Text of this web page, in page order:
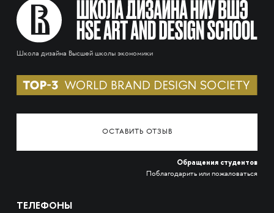
Школа дизайна Высшей школы экономики
ОСТАВИТЬ ОТЗЫВ
Обращения студентов
Поблагодарить или пожаловаться
ТЕЛЕФОНЫ